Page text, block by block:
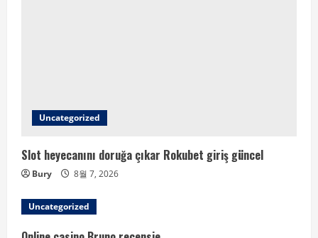
Uncategorized
Slot heyecanını doruğa çıkar Rokubet giriş güncel
Bury 8월 7, 2026
Uncategorized